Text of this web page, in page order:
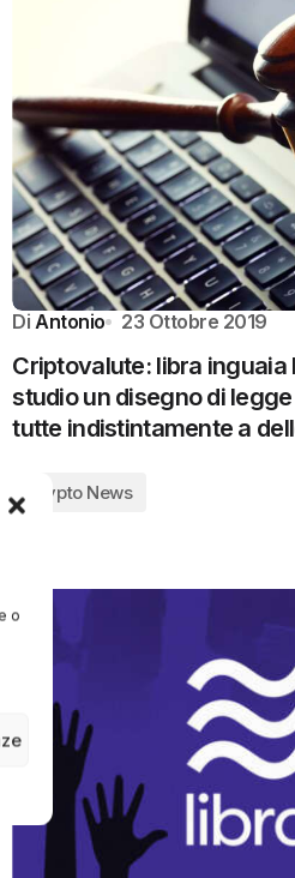
o
Di Antonio 23 Ottobre 2019
Criptovalute: libra inguaia
studio un disegno di
tutte indistintamente a
Crypto News